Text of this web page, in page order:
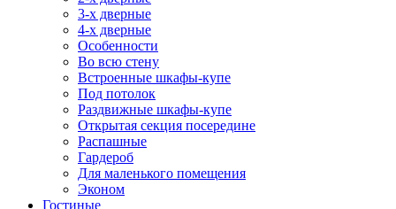
3-х дверные
4-х дверные
Особенности
Во всю стену
Встроенные шкафы-купе
Под потолок
Раздвижные шкафы-купе
Открытая секция посередине
Распашные
Гардероб
Для маленького помещения
Эконом
Гостиные